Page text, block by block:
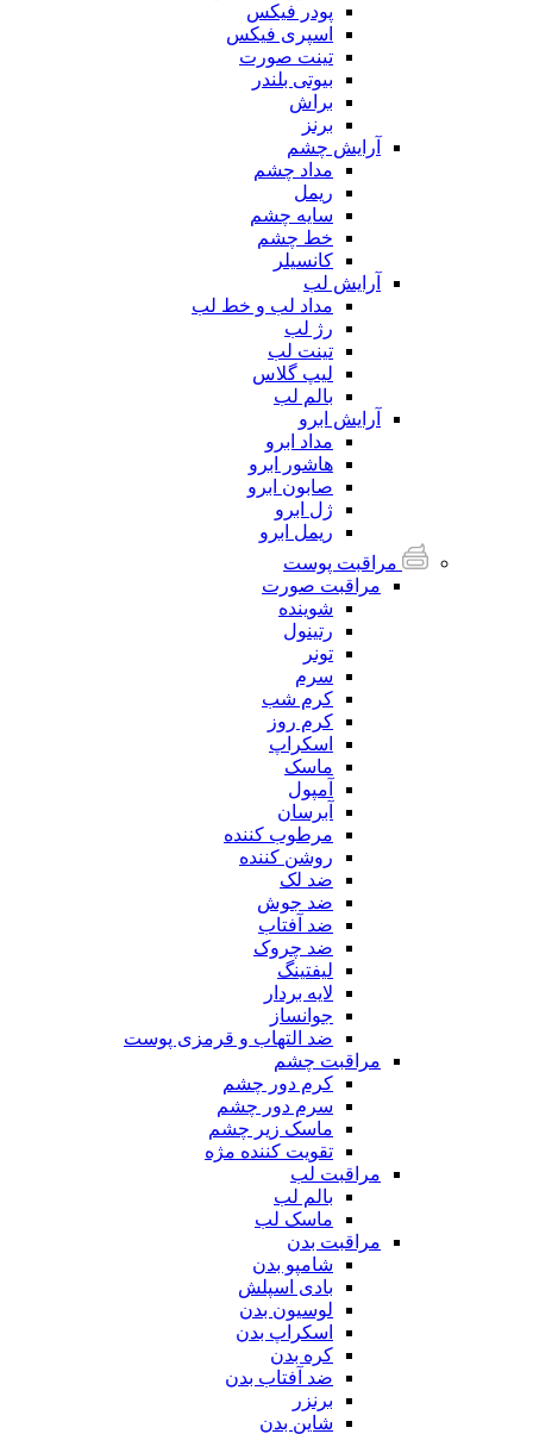
پودر فیکس
اسپری فیکس
تینت صورت
بیوتی بلندر
براش
برنز
آرایش چشم
مداد چشم
ریمل
سایه چشم
خط چشم
کانسیلر
آرایش لب
مداد لب و خط لب
رژ لب
تینت لب
لیپ گلاس
بالم لب
آرایش ابرو
مداد ابرو
هاشور ابرو
صابون ابرو
ژل ابرو
ریمل ابرو
مراقبت پوست
مراقبت صورت
شوینده
رتینول
تونر
سرم
کرم شب
کرم روز
اسکراپ
ماسک
آمپول
آبرسان
مرطوب کننده
روشن کننده
ضد لک
ضد جوش
ضد آفتاب
ضد چروک
لیفتینگ
لایه بردار
جوانساز
ضد التهاب و قرمزی پوست
مراقبت چشم
کرم دور چشم
سرم دور چشم
ماسک زیر چشم
تقویت کننده مژه
مراقبت لب
بالم لب
ماسک لب
مراقبت بدن
شامپو بدن
بادی اسپلش
لوسیون بدن
اسکراپ بدن
کره بدن
ضد آفتاب بدن
برنزر
شاین بدن